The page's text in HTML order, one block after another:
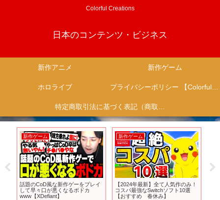
Colorful Creations
日本のコンテンツ・ビジネス
新作アニメ 新作ゲーム
ホロライブ プライバシーポリシー 【Colorful Creation】
特定商取引法に基づく表記（商取引に関する開示）
新作ゲーム
話題のCoD風な新作ゲーをプレイ
して早々口が悪くなるボドカ
www【XDefiant】
新作ゲーム
【2024年最新】全て人気作のみ！
コスパ最強なSwitchソフト10選
【おすすめ 春休み】